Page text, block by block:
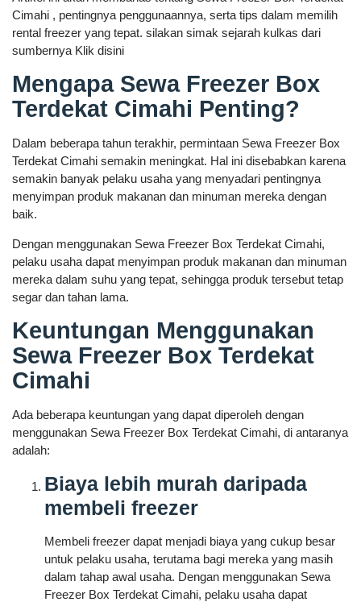
Cimahi , pentingnya penggunaannya, serta tips dalam memilih
rental freezer yang tepat. silakan simak sejarah kulkas dari
sumbernya Klik disini
Mengapa Sewa Freezer Box
Terdekat Cimahi Penting?
Dalam beberapa tahun terakhir, permintaan Sewa Freezer Box
Terdekat Cimahi semakin meningkat. Hal ini disebabkan karena
semakin banyak pelaku usaha yang menyadari pentingnya
menyimpan produk makanan dan minuman mereka dengan
baik.
Dengan menggunakan Sewa Freezer Box Terdekat Cimahi,
pelaku usaha dapat menyimpan produk makanan dan minuman
mereka dalam suhu yang tepat, sehingga produk tersebut tetap
segar dan tahan lama.
Keuntungan Menggunakan
Sewa Freezer Box Terdekat
Cimahi
Ada beberapa keuntungan yang dapat diperoleh dengan
menggunakan Sewa Freezer Box Terdekat Cimahi, di antaranya
adalah:
Biaya lebih murah daripada
membeli freezer
Membeli freezer dapat menjadi biaya yang cukup besar
untuk pelaku usaha, terutama bagi mereka yang masih
dalam tahap awal usaha. Dengan menggunakan Sewa
Freezer Box Terdekat Cimahi, pelaku usaha dapat